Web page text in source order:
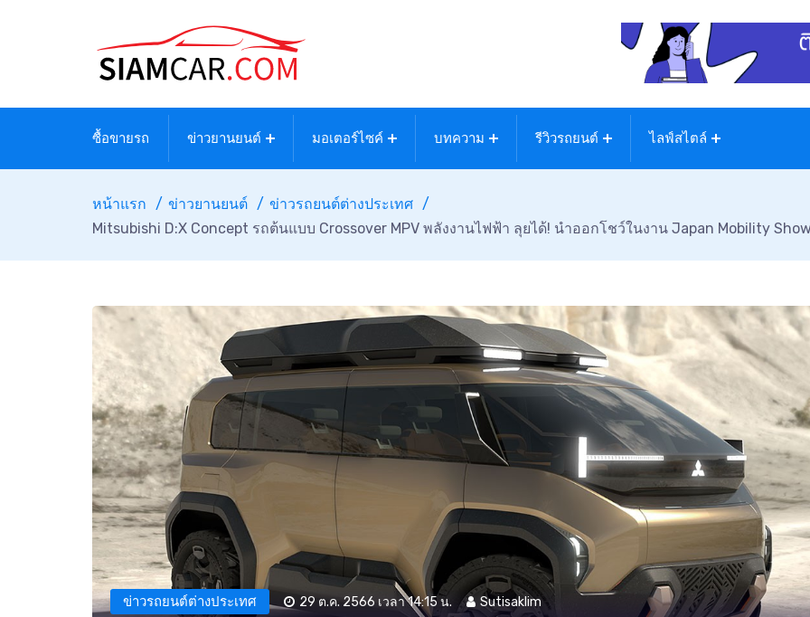
ซื้อขายรถ ข่าวยานยนต์ มอเตอร์ไซค์ บทความ รีวิวรถยนต์ ไลฟ์สไตล์
หน้าแรก ข่าวยานยนต์
ข่าวรถยนต์ต่างประเทศ
Mitsubishi D:X Concept รถต้นแบบ Crossover MPV พลังงานไฟฟ้า ลุยได้! นำออกโชว์ในงาน Japan Mobility
ข่าวรถยนต์ต่างประเทศ 29 ต.ค. 2566 เวลา 14:15 น. Sutisaklim